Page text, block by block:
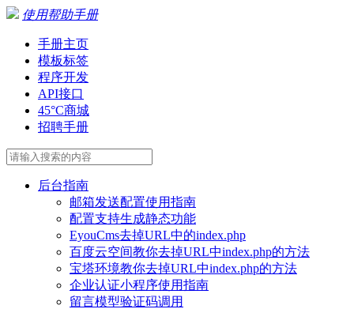
使用帮助手册
手册主页
模板标签
程序开发
API接口
45°C商城
招聘手册
后台指南
邮箱发送配置使用指南
配置支持生成静态功能
EyouCms去掉URL中的index.php
百度云空间教你去掉URL中index.php的方法
宝塔环境教你去掉URL中index.php的方法
企业认证小程序使用指南
留言模型验证码调用